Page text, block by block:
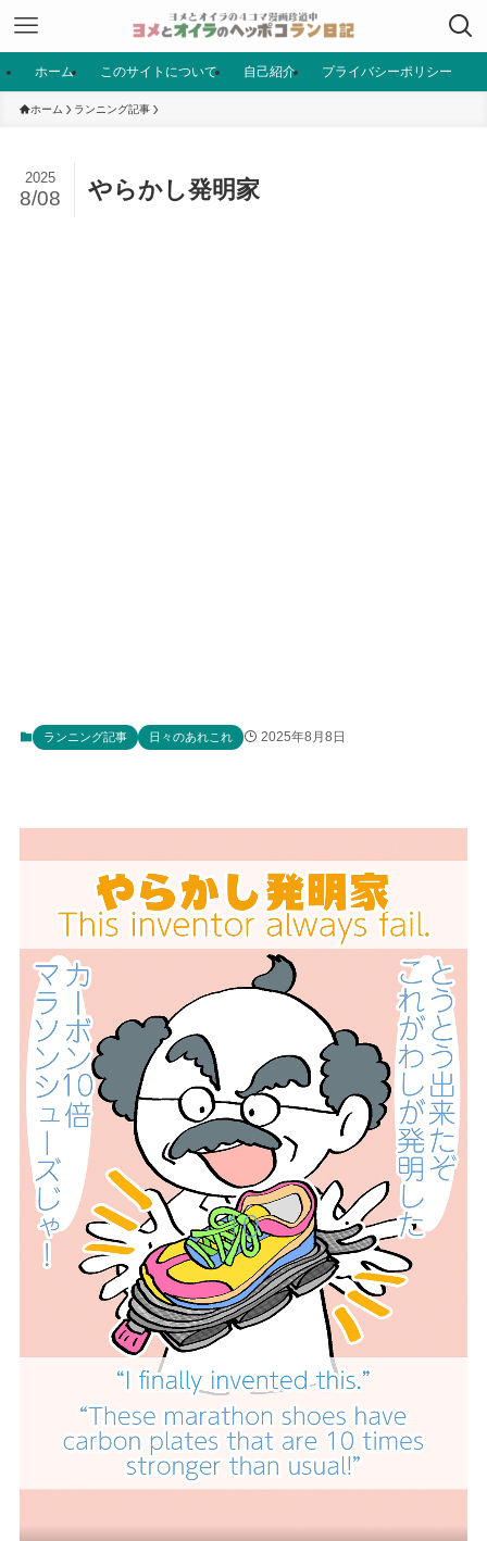
ホーム このサイトについて 自己紹介 プライバシーポリシー
ホーム ランニング記事
やらかし発明家
2025
8/08
ランニング記事 日々のあれこれ 2025年8月8日